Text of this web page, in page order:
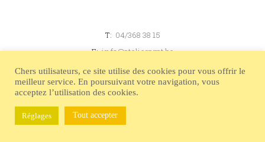
T: 04/368 38 15
E:info@atelieragat.be
© 2026 Atelier Agat. All rights reserved.
Chers utilisateurs, ce site utilise des cookies pour vous offrir le
meilleur service. En poursuivant votre navigation, vous
acceptez l’utilisation des cookies.
Réglages Tout accepter